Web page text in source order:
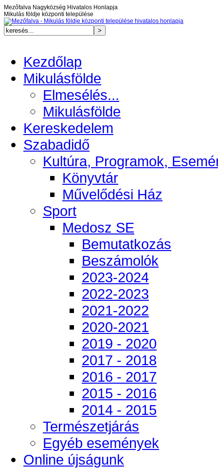
Mezőfalva Nagyközség Hivatalos Honlapja
Mikulás földje központi települése
Kezdőlap
Mikulásfölde
Elmesélés...
Mikulásfölde
Kereskedelem
Szabadidő
Kultúra, Programok,
Könyvtár
Művelődési Ház
Sport
Medosz SE
Bemutatkozás
Beszámolók
2023-2024
2022-2023
2021-2022
2020-2021
2019 - 2020
2017 - 2018
2016 - 2017
2015 - 2016
2014 - 2015
Természetjárás
Egyéb események
Online újságunk